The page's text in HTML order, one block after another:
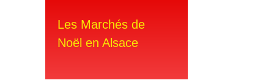
Les Marchés de
Noël en Alsace